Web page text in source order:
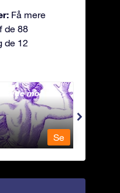
Få mere
de 88
de 12
mø
Se